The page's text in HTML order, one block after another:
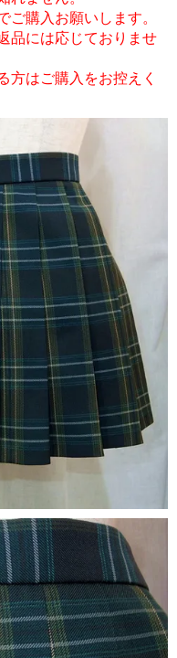
ご購入お願いします。
品には応じておりませ
方はご購入をお控えく